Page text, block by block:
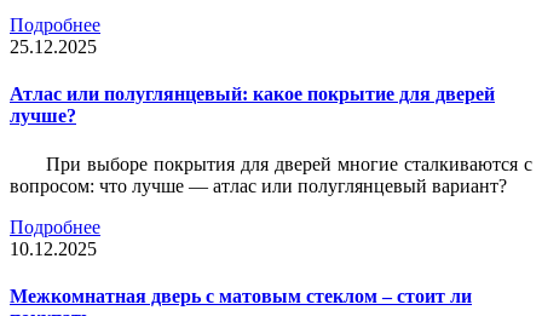
Подробнее
25.12.2025
Атлас или полуглянцевый: какое покрытие для дверей
лучше?
При выборе покрытия для дверей многие сталкиваются с
вопросом: что лучше — атлас или полуглянцевый вариант?
Подробнее
10.12.2025
Межкомнатная дверь с матовым стеклом – стоит ли